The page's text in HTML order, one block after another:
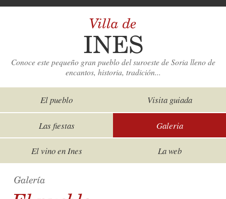
Conoce este pequeño gran pueblo del suroeste de Soria lleno de
encantos, historia, tradición...
El pueblo Visita guiada
Las fiestas Galeria
El vino en Ines La web